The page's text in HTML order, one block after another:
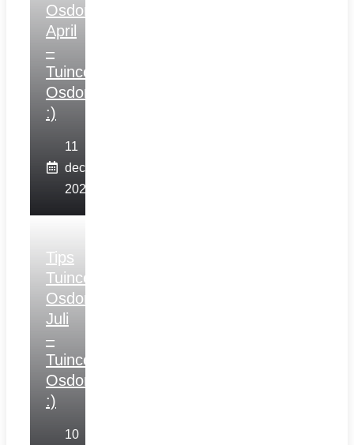
Osdorp
April
–
Tuincentrum
Osdorp
:)
11
december
2025
Tips
Tuincentrum
Osdorp
Juli
–
Tuincentrum
Osdorp
:)
10